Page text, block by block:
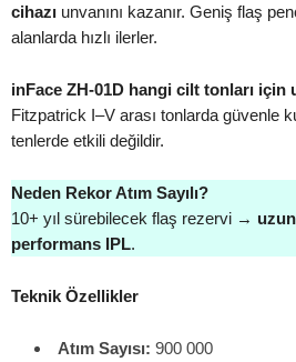
cihazı unvanını kazanır. Geniş flaş
alanlarda hızlı ilerler.
inFace ZH-01D hangi cilt tonları için
Fitzpatrick I–V arası tonlarda güvenle
tenlerde etkili değildir.
Neden Rekor Atım Sayılı?
10+ yıl sürebilecek flaş rezervi →
performans IPL.
Teknik Özellikler
Atım Sayısı: 900 000